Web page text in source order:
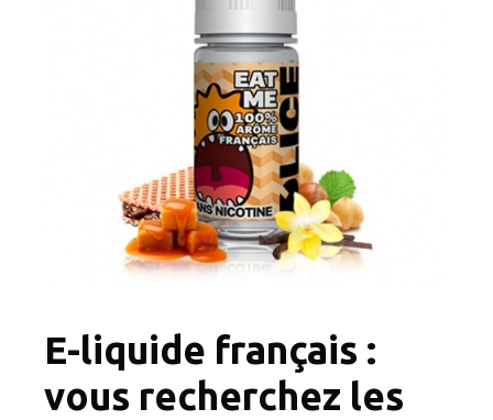
E-liquide français :
vous recherchez les